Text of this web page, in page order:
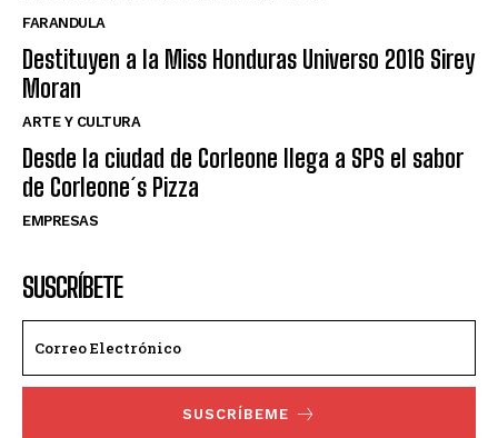
FARANDULA
Destituyen a la Miss Honduras Universo 2016 Sirey
Moran
ARTE Y CULTURA
Desde la ciudad de Corleone llega a SPS el sabor
de Corleone´s Pizza
EMPRESAS
SUSCRÍBETE
SUSCRÍBEME